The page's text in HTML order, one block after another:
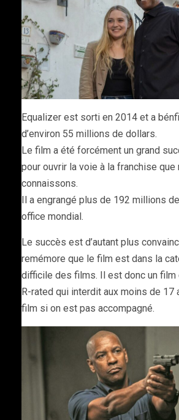
Equalizer est sorti en 2014 et a
d’environ 55 millions de dollars.
Le film a été forcément un grand
pour ouvrir la voie à la franchise que
connaissons.
Il a engrangé plus de 192 millions
office mondial.
Le succès est d’autant plus
remémore que le film est dans la
difficile des films. Il est donc un film
R-rated qui interdit aux moins de 17
film si on est pas accompagné.